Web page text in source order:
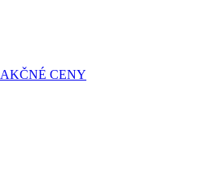
AKČNÉ CENY